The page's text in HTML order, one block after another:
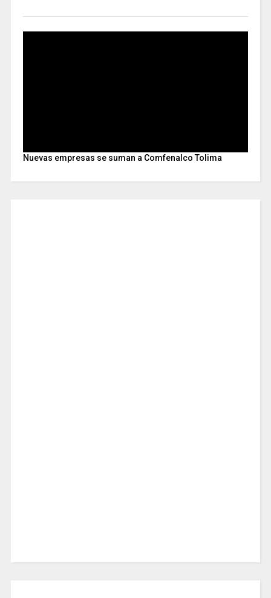
Nuevas empresas se suman a Comfenalco Tolima